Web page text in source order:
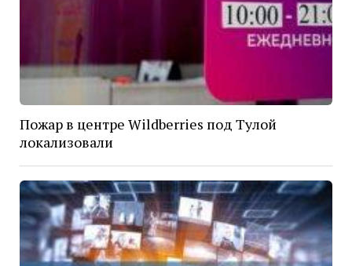
Пожар в центре Wildberries под Тулой
локализовали